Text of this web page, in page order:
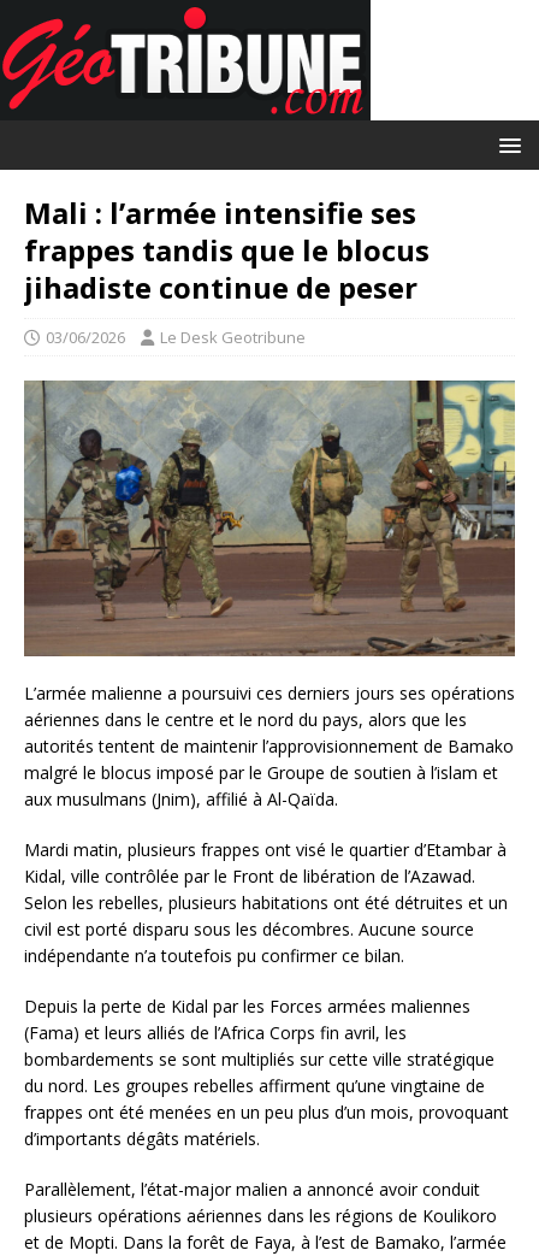
Mali : l’armée intensifie ses
frappes tandis que le blocus
jihadiste continue de peser
03/06/2026 Le Desk Geotribune
L’armée malienne a poursuivi ces derniers jours ses opérations
aériennes dans le centre et le nord du pays, alors que les
autorités tentent de maintenir l’approvisionnement de Bamako
malgré le blocus imposé par le Groupe de soutien à l’islam et
aux musulmans (Jnim), affilié à Al-Qaïda.
Mardi matin, plusieurs frappes ont visé le quartier d’Etambar à
Kidal, ville contrôlée par le Front de libération de l’Azawad.
Selon les rebelles, plusieurs habitations ont été détruites et un
civil est porté disparu sous les décombres. Aucune source
indépendante n’a toutefois pu confirmer ce bilan.
Depuis la perte de Kidal par les Forces armées maliennes
(Fama) et leurs alliés de l’Africa Corps fin avril, les
bombardements se sont multipliés sur cette ville stratégique
du nord. Les groupes rebelles affirment qu’une vingtaine de
frappes ont été menées en un peu plus d’un mois, provoquant
d’importants dégâts matériels.
Parallèlement, l’état-major malien a annoncé avoir conduit
plusieurs opérations aériennes dans les régions de Koulikoro
et de Mopti. Dans la forêt de Faya, à l’est de Bamako, l’armée